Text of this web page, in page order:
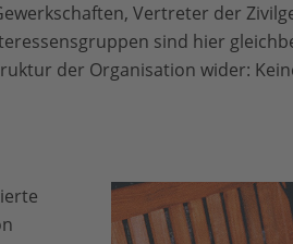
Vertreter der
sind hier
der Organisation wider: